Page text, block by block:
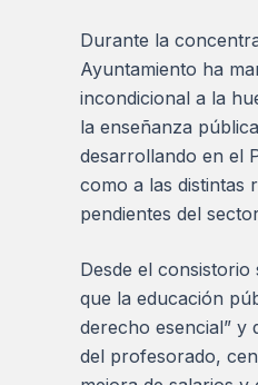
Durante la
Ayuntamiento ha
incondicional a la
la enseñanza
desarrollando en el
como a las distintas
pendientes del
Desde el
que la educación
derecho esencial” y
del profesorado,